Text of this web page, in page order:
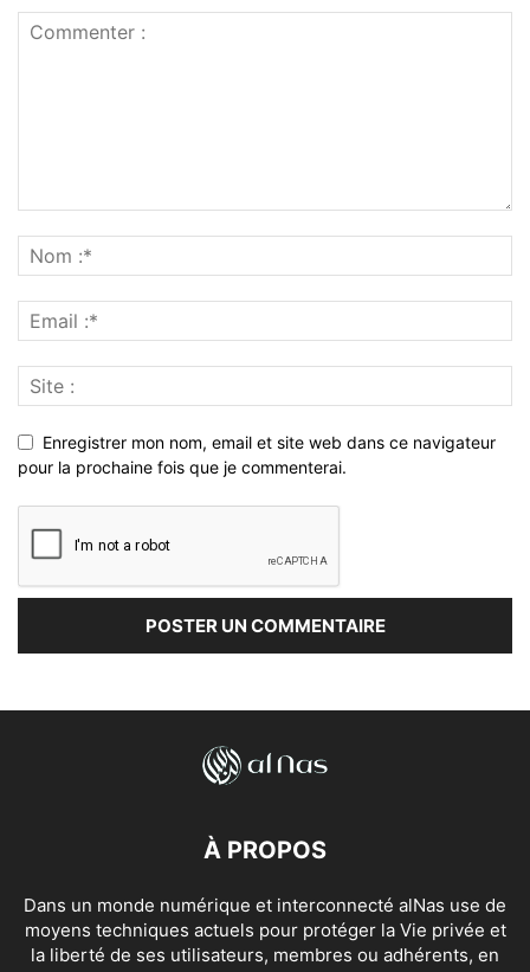
Enregistrer mon nom, email et site web dans ce navigateur
pour la prochaine fois que je commenterai.
À PROPOS
Dans un monde numérique et interconnecté alNas use de
moyens techniques actuels pour protéger la Vie privée et
la liberté de ses utilisateurs, membres ou adhérents, en